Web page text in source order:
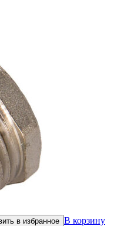
в избранное В корзину